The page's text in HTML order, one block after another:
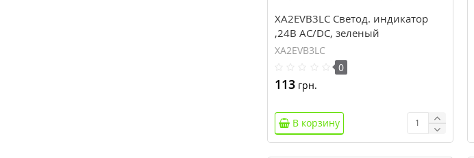
XA2EVB3LC Светод. индикатор
,24В AC/DC, зеленый
XA2EVB3LC
0
113грн.
В корзину